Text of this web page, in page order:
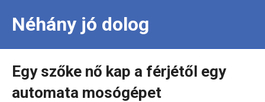
Néhány jó dolog
Egy szőke nő kap a férjétől egy
automata mosógépet